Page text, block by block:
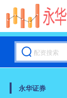
永华证券